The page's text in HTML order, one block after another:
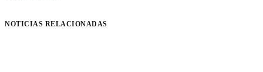
NOTICIAS RELACIONADAS